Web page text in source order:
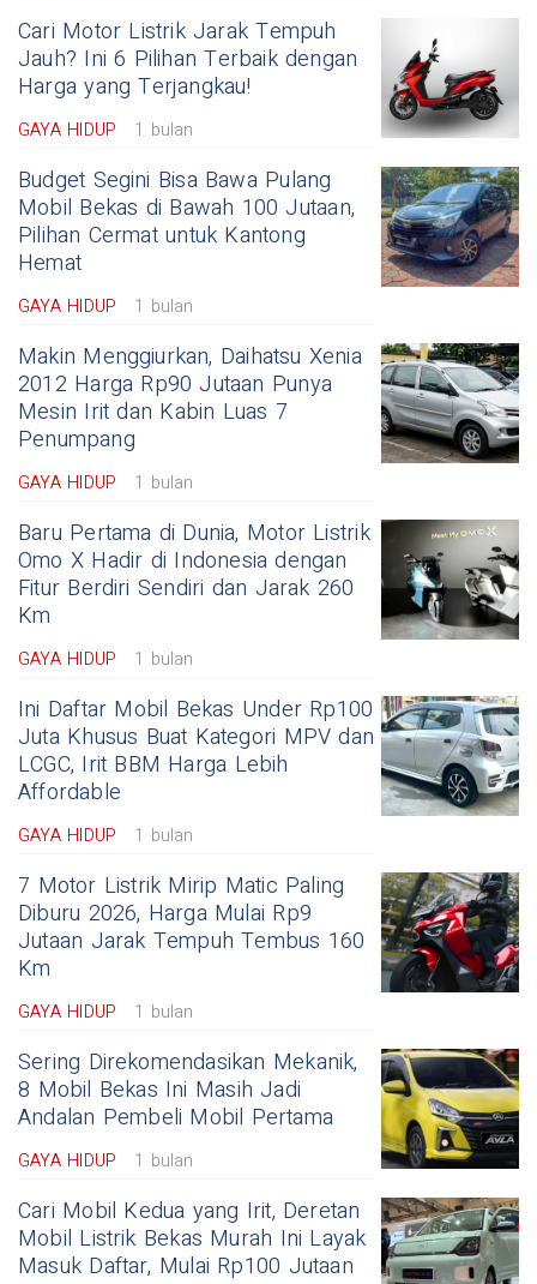
Cari Motor Listrik Jarak Tempuh
Jauh? Ini 6 Pilihan Terbaik dengan
Harga yang Terjangkau!
GAYA HIDUP 1 bulan
Budget Segini Bisa Bawa Pulang
Mobil Bekas di Bawah 100 Jutaan,
Pilihan Cermat untuk Kantong
Hemat
GAYA HIDUP 1 bulan
Makin Menggiurkan, Daihatsu Xenia
2012 Harga Rp90 Jutaan Punya
Mesin Irit dan Kabin Luas 7
Penumpang
GAYA HIDUP 1 bulan
Baru Pertama di Dunia, Motor Listrik
Omo X Hadir di Indonesia dengan
Fitur Berdiri Sendiri dan Jarak 260
Km
GAYA HIDUP 1 bulan
Ini Daftar Mobil Bekas Under Rp100
Juta Khusus Buat Kategori MPV dan
LCGC, Irit BBM Harga Lebih
Affordable
GAYA HIDUP 1 bulan
7 Motor Listrik Mirip Matic Paling
Diburu 2026, Harga Mulai Rp9
Jutaan Jarak Tempuh Tembus 160
Km
GAYA HIDUP 1 bulan
Sering Direkomendasikan Mekanik,
8 Mobil Bekas Ini Masih Jadi
Andalan Pembeli Mobil Pertama
GAYA HIDUP 1 bulan
Cari Mobil Kedua yang Irit, Deretan
Mobil Listrik Bekas Murah Ini Layak
Masuk Daftar, Mulai Rp100 Jutaan